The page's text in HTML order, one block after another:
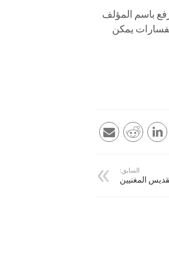
باسم المؤلف
يمكن
السابق:
المغنيين